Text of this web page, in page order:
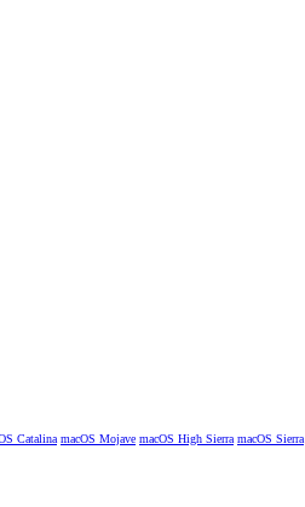
Catalina macOS Mojave macOS High Sierra macOS Sierra